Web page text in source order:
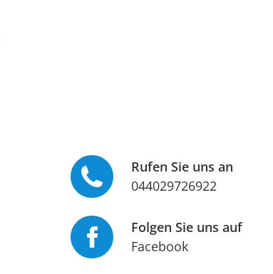
Rufen Sie uns an
044029726922
Folgen Sie uns auf
Facebook